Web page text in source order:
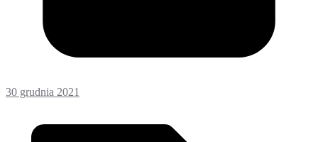
30 grudnia 2021